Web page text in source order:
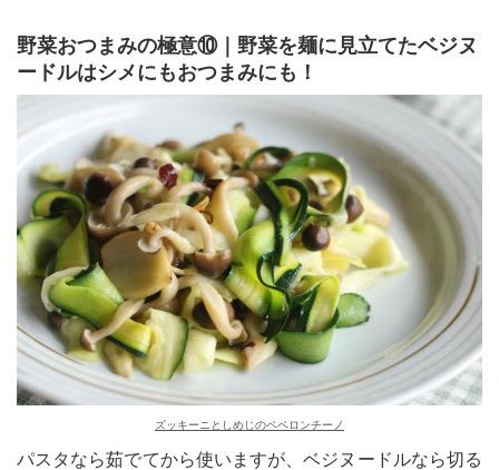
野菜おつまみの極意⑩｜野菜を麺に見立てたベジヌ
ードルはシメにもおつまみにも！
ズッキーニとしめじのペペロンチーノ
パスタなら茹でてから使いますが、ベジヌードルなら切る